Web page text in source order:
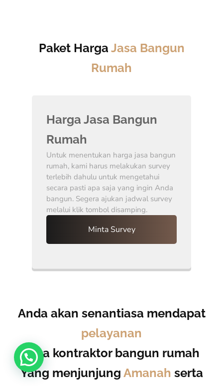
Paket Harga Jasa Bangun
Rumah
Harga Jasa Bangun
Rumah
Untuk menentukan harga jasa bangun
rumah, kami harus melakukan survey
terlebih dahulu untuk mengetahui
secara pasti apa saja yang ingin Anda
bangun. Segera ajukan jadwal survey
melalui klik tombol disamping.
Minta Survey
Anda akan senantiasa mendapat
pelayanan
Jasa kontraktor bangun rumah
Yang menjunjung Amanah serta